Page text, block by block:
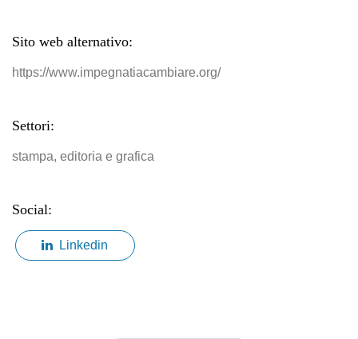
Sito web alternativo:
https://www.impegnatiacambiare.org/
Settori:
stampa, editoria e grafica
Social:
Linkedin